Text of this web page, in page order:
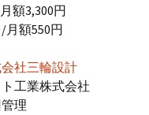
額3,300円
額550円
社三輪設計
業株式会社
理